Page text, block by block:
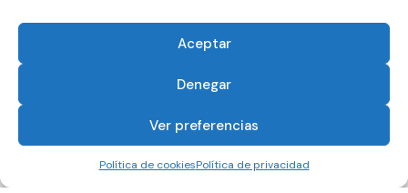
Aceptar
Denegar
Ver preferencias
Política de cookiesPolítica de privacidad